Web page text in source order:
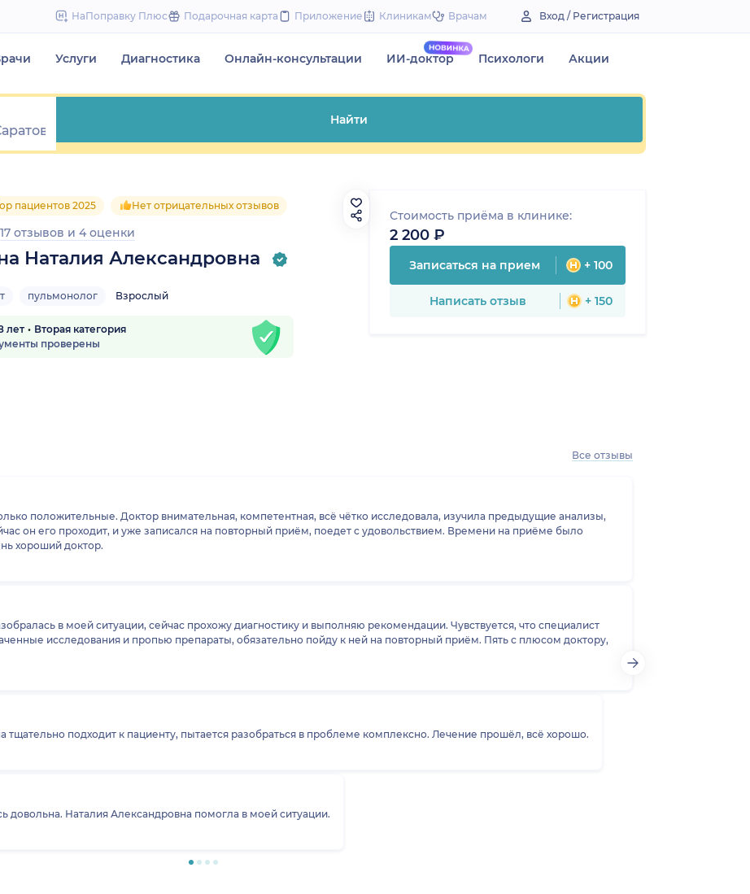
to
НаПоправку Плюс Подарочная карта Приложение Клиникам Врачам Вход / Регистрация
Услуги Диагностика Онлайн-консультации ИИ-доктор Психологи Акции
Найти
пациентов 2025 Нет отрицательных отзывов
Наталия Александровна
17 отзывов и 4 оценки
пульмонолог Взрослый
лет
Вторая категория
проверены
Стоимость приёма в клинике:
2 200 ₽
Записаться на прием + 100
Написать отзыв + 150
Все отзывы
положительные. Доктор внимательная, компетентная, всё чётко исследовала, изучила предыдущие анализы,
он его проходит, и уже записался на повторный приём, поедет с удовольствием. Времени на приёме было
хороший доктор.
в моей ситуации, сейчас прохожу диагностику и выполняю рекомендации. Чувствуется, что специалист
исследования и пропью препараты, обязательно пойду к ней на повторный приём. Пять с плюсом доктору,
тщательно подходит к пациенту, пытается разобраться в проблеме комплексно. Лечение прошёл, всё хорошо.
довольна. Наталия Александровна помогла в моей ситуации.